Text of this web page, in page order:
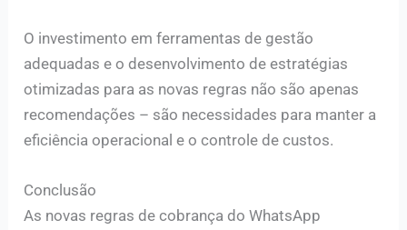
O investimento em ferramentas de gestão
adequadas e o desenvolvimento de estratégias
otimizadas para as novas regras não são apenas
recomendações – são necessidades para manter a
eficiência operacional e o controle de custos.
Conclusão
As novas regras de cobrança do WhatsApp